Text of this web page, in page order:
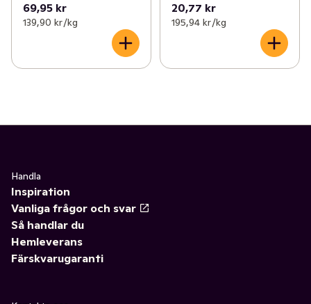
69,95 kr
139,90 kr /kg
20,77 kr
195,94 kr /kg
Handla
Inspiration
Vanliga frågor och svar
Så handlar du
Hemleverans
Färskvarugaranti